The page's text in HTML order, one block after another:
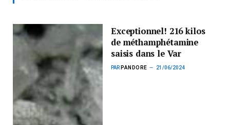
Exceptionnel! 216 kilos
de méthamphétamine
saisis dans le Var
PAR PANDORE 21/06/2024